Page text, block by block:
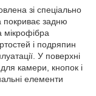
зі спеціально
покриває задню
мікрофібра
і подряпин
У поверхні
камери, кнопок і
елементи